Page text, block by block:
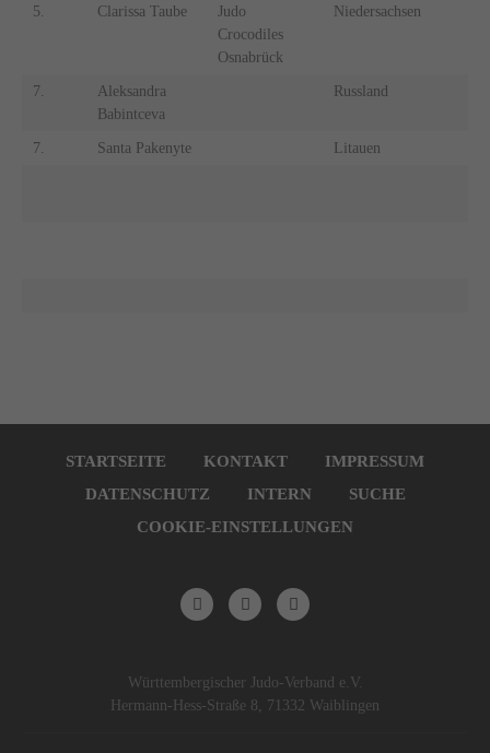
5. Clarissa Taube
Judo
Crocodiles
Osnabrück
Niedersachsen
7.
Aleksandra
Babintceva
Russland
7. Santa Pakenyte Litauen
überspringenSTARTSEITE KONTAKT
IMPRESSUM
DATENSCHUTZ
INTERN
SUCHE
COOKIE-EINSTELLUNGEN
Württembergischer Judo-Verband e.V.
Hermann-Hess-Straße 8, 71332 Waiblingen